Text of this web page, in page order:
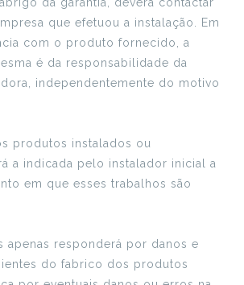
que efetuou a instalação. Em
com o produto fornecido, a
é da responsabilidade da
independentemente do motivo
produtos instalados ou
a indicada pelo instalador inicial a
em que esses trabalhos são
apenas responderá por danos e
do fabrico dos produtos